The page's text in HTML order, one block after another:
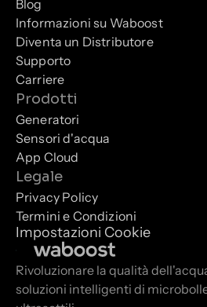
Rivoluzionare la qualità
soluzioni intelligenti di
Blog
Informazioni su Waboost
Diventa un Distributore
Supporto
Carriere
Prodotti
Generatori
Sensori d'acqua
App Cloud
Legale
Privacy Policy
Termini e Condizioni
Impostazioni Cookie